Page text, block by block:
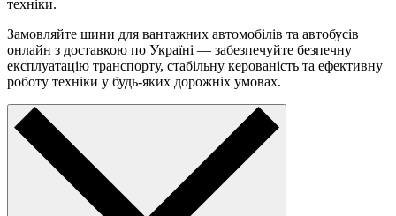
техніки.
Замовляйте шини для вантажних автомобілів та автобусів
онлайн з доставкою по Україні — забезпечуйте безпечну
експлуатацію транспорту, стабільну керованість та ефективну
роботу техніки у будь-яких дорожніх умовах.